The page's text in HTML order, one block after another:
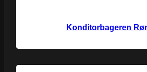
Konditorbageren